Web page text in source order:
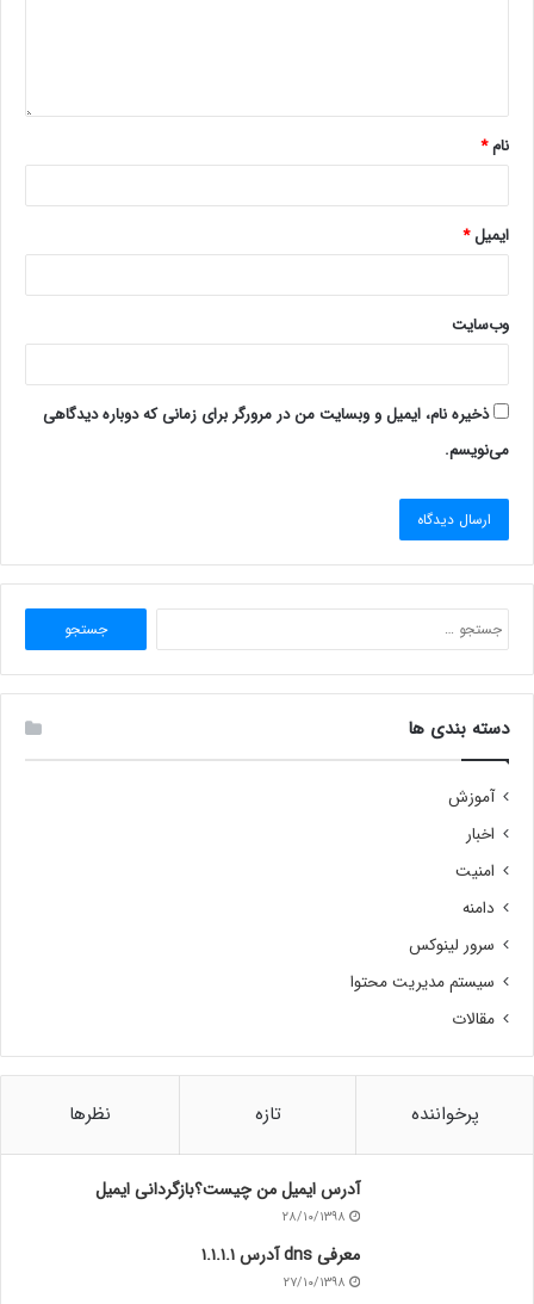
نام*
ایمیل*
وب‌سایت
ذخیره نام، ایمیل و وبسایت من در مرورگر برای زمانی که دوباره دیدگاهی
می‌نویسم.
برای:
دسته بندی ها
آموزش
اخبار
امنیت
دامنه
سرور لینوکس
سیستم مدیریت محتوا
مقالات
پرخواننده تازه نظرها
آدرس ایمیل من چیست؟بازگردانی ایمیل
۲۸/۱۰/۱۳۹۸
معرفی dns آدرس ۱.۱.۱.۱
۲۷/۱۰/۱۳۹۸